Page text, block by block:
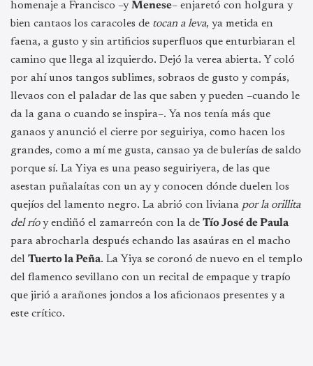
homenaje a Francisco –yMenese– enjaretó con holgura y
bien cantaos los caracoles de tocan a leva, ya metida en
faena, a gusto y sin artificios superfluos que enturbiaran el
camino que llega al izquierdo. Dejó la verea abierta. Y coló
por ahí unos tangos sublimes, sobraos de gusto y compás,
llevaos con el paladar de las que saben y pueden –cuando le
da la gana o cuando se inspira–. Ya nos tenía más que
ganaos y anunció el cierre por seguiriya, como hacen los
grandes, como a mí me gusta, cansao ya de bulerías de saldo
porque sí. La Yiya es una peaso seguiriyera, de las que
asestan puñalaítas con un ay y conocen dónde duelen los
quejíos del lamento negro. La abrió con liviana por la orillita
del ríoy endiñó el zamarreón con la de Tío José de Paula
para abrocharla después echando las asaúras en el macho
del Tuerto la Peña. La Yiya se coronó de nuevo en el templo
del flamenco sevillano con un recital de empaque y trapío
que jirió a arañones jondos a los aficionaos presentes y a
este crítico.